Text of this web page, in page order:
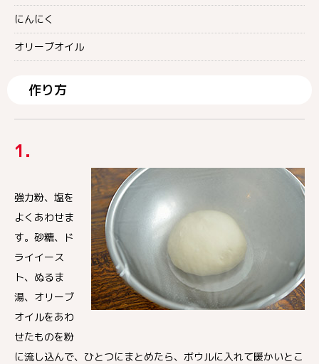
にんにく
オリーブオイル
作り方
1.
強力粉、塩を
よくあわせま
す。砂糖、ド
ライイース
ト、ぬるま
湯、オリーブ
オイルをあわ
せたものを粉
に流し込んで、ひとつにまとめたら、ボウルに入れて暖かいとこ